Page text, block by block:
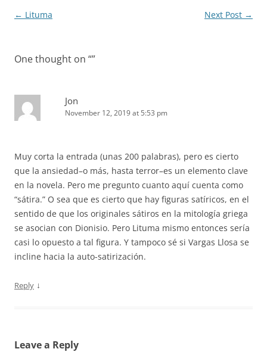
Post
← Lituma Next Post →
One thought on “”
Jon
November 12, 2019 at 5:53 pm
Muy corta la entrada (unas 200 palabras), pero es cierto
que la ansiedad–o más, hasta terror–es un elemento clave
en la novela. Pero me pregunto cuanto aquí cuenta como
“sátira.” O sea que es cierto que hay figuras satíricos, en el
sentido de que los originales sátiros en la mitología griega
se asocian con Dionisio. Pero Lituma mismo entonces sería
casi lo opuesto a tal figura. Y tampoco sé si Vargas Llosa se
incline hacia la auto-satirización.
Reply ↓
Leave a Reply